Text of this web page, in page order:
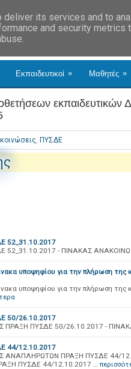
Εκπαιδευτικοί » Μαθητές »
, ΠΥΣΔΕ
52_31.10.2017
52_31.10.2017 - ΠΙΝΑΚΑΣ
υποψηφίου για την πλήρωση της
υποψηφίου για την πλήρωση της
50/26.10.2017
ΠΡΑΞΗ ΠΥΣΔΕ 50/26.10.2017 -
44/12.10.2017
ΑΝΑΠΛΗΡΩΤΩΝ ΠΡΑΞΗ ΠΥΣΔΕ 44/
ΠΥΣΔΕ 44/12.10.2017 …
its services and to
and security